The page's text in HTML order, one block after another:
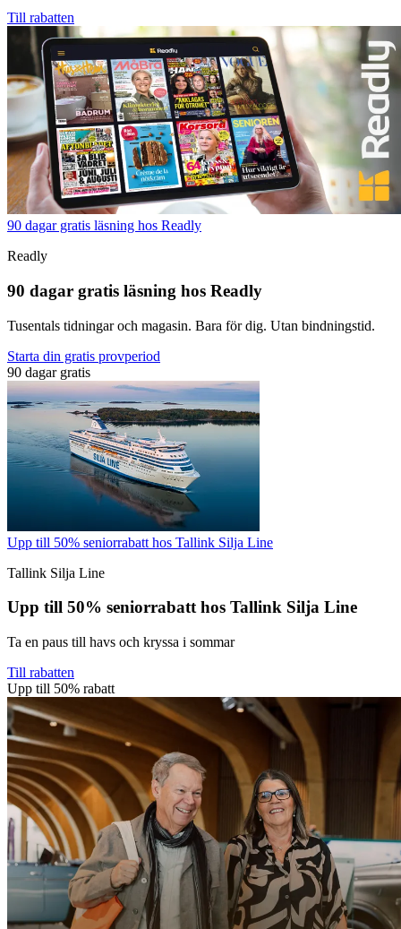
Till rabatten
90 dagar gratis läsning hos Readly
Readly
90 dagar gratis läsning hos Readly
Tusentals tidningar och magasin. Bara för dig. Utan bindningstid.
Starta din gratis provperiod
90 dagar gratis
Upp till 50% seniorrabatt hos Tallink Silja Line
Tallink Silja Line
Upp till 50% seniorrabatt hos Tallink Silja Line
Ta en paus till havs och kryssa i sommar
Till rabatten
Upp till 50% rabatt